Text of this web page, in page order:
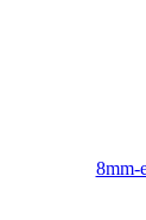
8mm-